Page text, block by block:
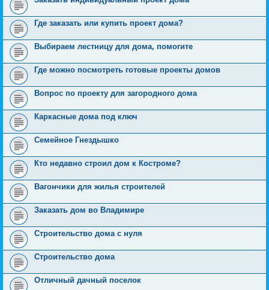
Где заказать или купить проект дома?
Выбираем лестницу для дома, помогите
Где можно посмотреть готовые проекты домов
Вопрос по проекту для загородного дома
Каркасные дома под ключ
Семейное Гнездышко
Кто недавно строил дом к Костроме?
Вагончики для жилья строителей
Заказать дом во Владимире
Строительство дома с нуля
Строительство дома
Отличный дачный поселок